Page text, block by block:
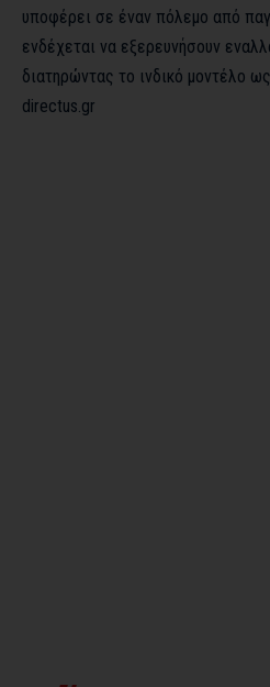
υποφέρει σε έναν πόλεμο από
ενδέχεται να εξερευνήσουν
διατηρώντας το ινδικό μοντέλο
directus.gr